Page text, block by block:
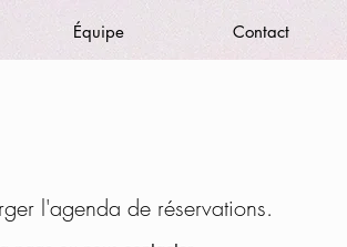
Équipe Contact
l'agenda de réservations.